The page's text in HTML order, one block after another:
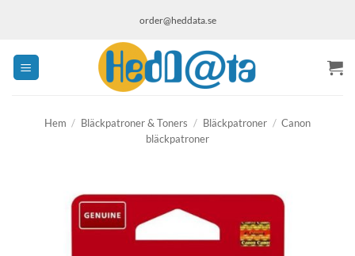
order@heddata.se
Hem / Bläckpatroner & Toners / Bläckpatroner / Canon
bläckpatroner